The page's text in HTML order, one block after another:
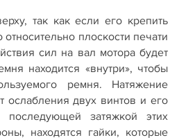
так как если его крепить
относительно плоскости печати
сил на вал мотора будет
находится «внутри», чтобы
ремня. Натяжение
ослабления двух винтов и его
последующей затяжкой этих
находятся гайки, которые